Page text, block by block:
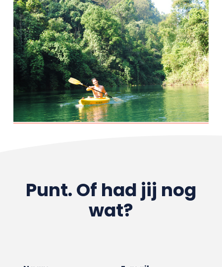
Punt. Of had jij nog
wat?